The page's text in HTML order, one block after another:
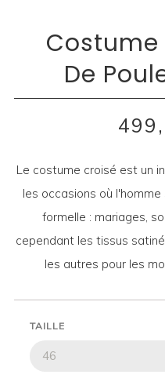
Costume
De
Le costume croisé est un
les occasions où
formelle : mariages,
cependant les tissus
les autres pour les
TAILLE